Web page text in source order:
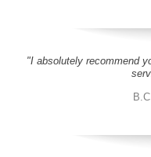
"I absolutely recommend